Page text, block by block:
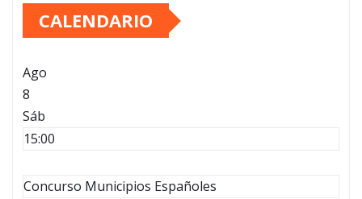
CALENDARIO
Ago
8
Sáb
15:00
Concurso Municipios Españoles